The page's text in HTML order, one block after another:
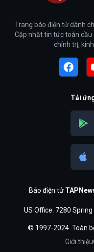
Trang báo điện tử dành
Cập nhật tin tức toàn
chính trị,
Tải
Báo điện tử
US Office: 7280
© 1997-2024. Toàn
Giới thiệu